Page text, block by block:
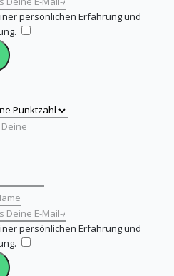
persönlichen Erfahrung und
persönlichen Erfahrung und